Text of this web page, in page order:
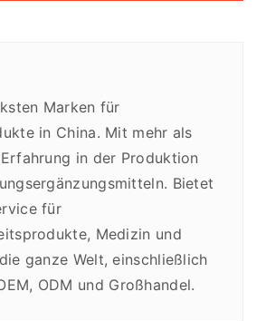
Marken für
in China. Mit mehr als
in der Produktion
Bietet
für
Medizin und
ganze Welt, einschließlich
ODM und Großhandel.